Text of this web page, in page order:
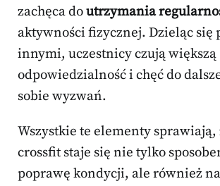
zachęca doutrzymania
aktywności fizycznej. Dzieląc się
innymi, uczestnicy czują większą
odpowiedzialność i chęć do
sobie wyzwań.
Wszystkie te elementy
crossfit staje się nie tylko
poprawę kondycji, ale również na